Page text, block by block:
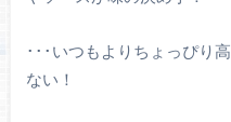
･･･いつもよりちょっぴり
ない！